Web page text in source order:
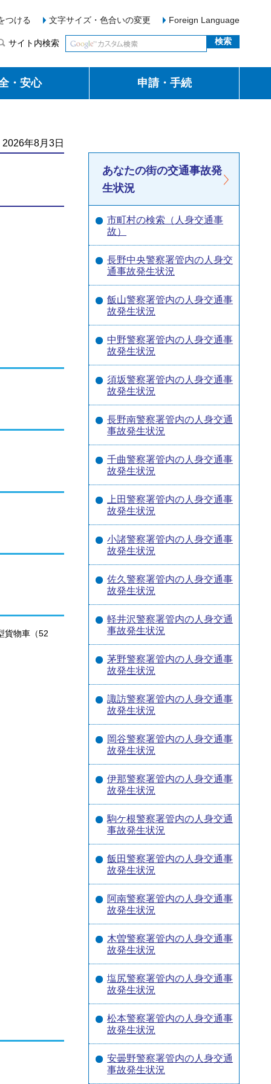
つける 文字サイズ・色合いの変更 Foreign Language
サイト内検索
・安心 申請・手続
年8月3日
貨物車（52
あなたの街の交通事故発
生状況
市町村の検索（人身交通事
故）
長野中央警察署管内の人身交
通事故発生状況
飯山警察署管内の人身交通事
故発生状況
中野警察署管内の人身交通事
故発生状況
須坂警察署管内の人身交通事
故発生状況
長野南警察署管内の人身交通
事故発生状況
千曲警察署管内の人身交通事
故発生状況
上田警察署管内の人身交通事
故発生状況
小諸警察署管内の人身交通事
故発生状況
佐久警察署管内の人身交通事
故発生状況
軽井沢警察署管内の人身交通
事故発生状況
茅野警察署管内の人身交通事
故発生状況
諏訪警察署管内の人身交通事
故発生状況
岡谷警察署管内の人身交通事
故発生状況
伊那警察署管内の人身交通事
故発生状況
駒ケ根警察署管内の人身交通
事故発生状況
飯田警察署管内の人身交通事
故発生状況
阿南警察署管内の人身交通事
故発生状況
木曽警察署管内の人身交通事
故発生状況
塩尻警察署管内の人身交通事
故発生状況
松本警察署管内の人身交通事
故発生状況
安曇野警察署管内の人身交通
事故発生状況